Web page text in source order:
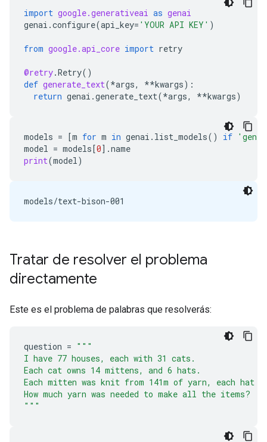
import google.generativeai as genai
genai .configure(api_key= 'YOUR API KEY' )
from google.api_core import retry
@retry.Retry()
def generate_text(*args, **kwargs):
return genai .generate_text(*args, **kwargs)
models = [m for m in genai . list_models() if
model = models[0] .name
print(model)
Tratar de resolver el problema
directamente
Este es el problema de palabras que resolverás:
question = """
I have 77 houses, each with 31 cats.
Each cat owns 14 mittens, and 6 hats.
Each mitten was knit from 141m of yarn, each hat
How much yarn was needed to make all the items?
"""